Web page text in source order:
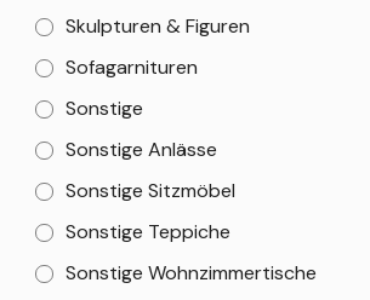
Skulpturen & Figuren
Sofagarnituren
Sonstige
Sonstige Anlässe
Sonstige Sitzmöbel
Sonstige Teppiche
Sonstige Wohnzimmertische